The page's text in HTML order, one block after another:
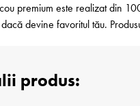
premium este realizat din
devine favoritul tău.
produs: